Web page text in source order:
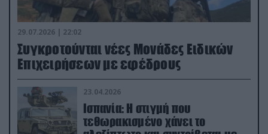
29.07.2026 | 22:02
Συγκροτούνται νέες Μονάδες Ειδικών
Επιχειρήσεων με εφέδρους
23.04.2026
Ισπανία: Η στιγμή που
τεθωρακισμένο χάνει το